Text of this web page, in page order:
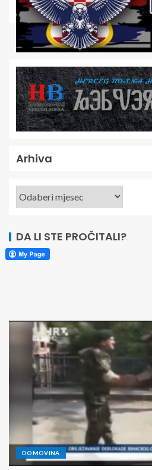
Arhiva
DA LI STE PROČITALI?
DOMOVINA